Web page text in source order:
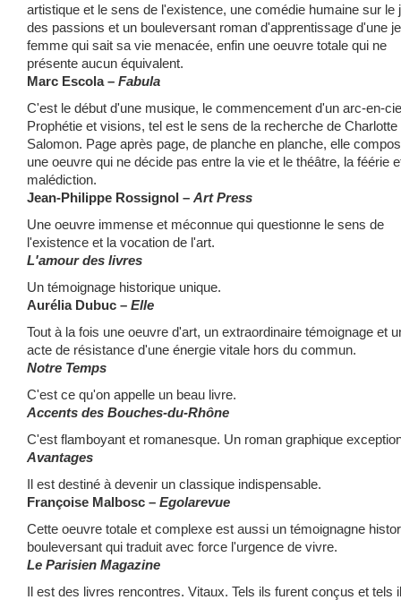
artistique et le sens de l'existence, une comédie humaine sur le
des passions et un bouleversant roman d'apprentissage d'une
femme qui sait sa vie menacée, enfin une oeuvre totale qui ne
présente aucun équivalent.
Marc Escola – Fabula
C'est le début d'une musique, le commencement d'un arc-en-
Prophétie et visions, tel est le sens de la recherche de Charlotte
Salomon. Page après page, de planche en planche, elle
une oeuvre qui ne décide pas entre la vie et le théâtre, la féérie
malédiction.
Jean-Philippe Rossignol – Art Press
Une oeuvre immense et méconnue qui questionne le sens de
l'existence et la vocation de l'art.
L'amour des livres
Un témoignage historique unique.
Aurélia Dubuc – Elle
Tout à la fois une oeuvre d'art, un extraordinaire témoignage et
acte de résistance d'une énergie vitale hors du commun.
Notre Temps
C'est ce qu'on appelle un beau livre.
Accents des Bouches-du-Rhône
C'est flamboyant et romanesque. Un roman graphique
Avantages
Il est destiné à devenir un classique indispensable.
Françoise Malbosc – Egolarevue
Cette oeuvre totale et complexe est aussi un témoignagne
bouleversant qui traduit avec force l'urgence de vivre.
Le Parisien Magazine
Il est des livres rencontres. Vitaux. Tels ils furent conçus et tels